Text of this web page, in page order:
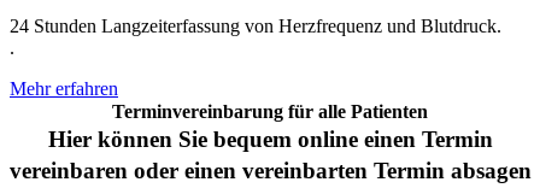
24 Stunden Langzeiterfassung von Herzfrequenz und Blutdruck.
.
Mehr erfahren
Termin­vereinbarung für alle Patienten
Hier können Sie bequem online einen Termin
vereinbaren oder einen vereinbarten Termin absagen